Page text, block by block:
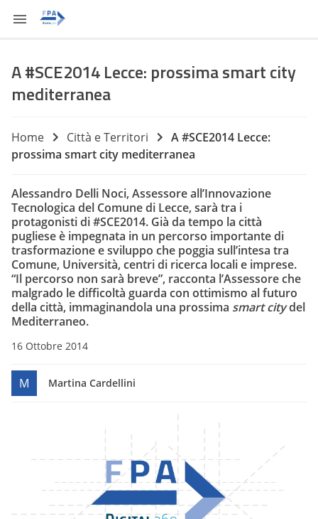
A #SCE2014 Lecce: prossima smart city
mediterranea
Home Città e Territori
A #SCE2014 Lecce:
prossima smart city mediterranea
Alessandro Delli Noci, Assessore all’Innovazione
Tecnologica del Comune di Lecce, sarà tra i
protagonisti di#SCE2014. Già da tempo la città
pugliese è impegnata in un percorso importante di
trasformazione e sviluppo che poggia sull’intesa tra
Comune, Università, centri di ricerca locali e imprese.
“Il percorso non sarà breve”, racconta l’Assessore che
malgrado le difficoltà guarda con ottimismo al futuro
della città, immaginandola una prossima smart citydel
Mediterraneo.
16 Ottobre 2014
M Martina Cardellini